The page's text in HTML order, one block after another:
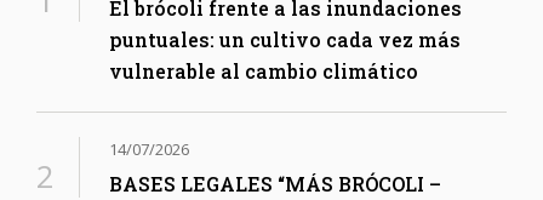
El brócoli frente a las inundaciones
puntuales: un cultivo cada vez más
vulnerable al cambio climático
14/07/2026
BASES LEGALES “MÁS BRÓCOLI –